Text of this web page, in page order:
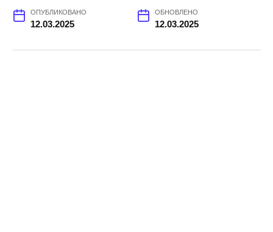
ОПУБЛИКОВАНО
12.03.2025
ОБНОВЛЕНО
12.03.2025